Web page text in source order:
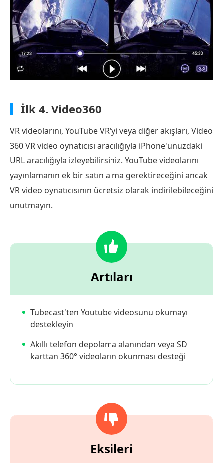
İlk 4. Video360
VR videolarını, YouTube VR'yi veya diğer akışları, Video
360 VR video oynatıcısı aracılığıyla iPhone'unuzdaki
URL aracılığıyla izleyebilirsiniz. YouTube videolarını
yayınlamanın ek bir satın alma gerektireceğini ancak
VR video oynatıcısının ücretsiz olarak indirilebileceğini
unutmayın.
Artıları
Tubecast'ten Youtube videosunu okumayı
destekleyin
Akıllı telefon depolama alanından veya SD
karttan 360° videoların okunması desteği
Eksileri